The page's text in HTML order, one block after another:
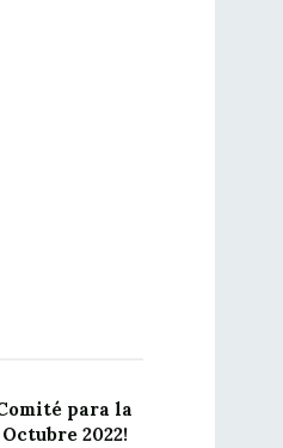
para la
2022!